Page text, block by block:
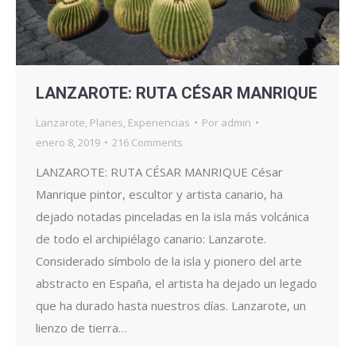
LANZAROTE: RUTA CÉSAR MANRIQUE
Lanzarote, Planes, Experiencias Por admin
enero 8, 2019
216 Comments
LANZAROTE: RUTA CÉSAR MANRIQUE César
Manrique pintor, escultor y artista canario, ha
dejado notadas pinceladas en la isla más volcánica
de todo el archipiélago canario: Lanzarote.
Considerado símbolo de la isla y pionero del arte
abstracto en España, el artista ha dejado un legado
que ha durado hasta nuestros días. Lanzarote, un
lienzo de tierra…